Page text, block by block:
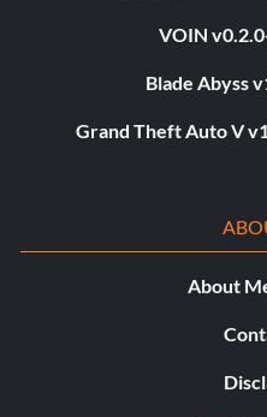
VOIN
Blade Abyss
Grand Theft Auto V
About